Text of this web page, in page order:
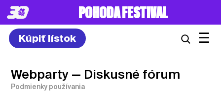
POHODA FESTIVAL
Kúpiť lístok ☰
Webparty — Diskusné fórum
Podmienky používania